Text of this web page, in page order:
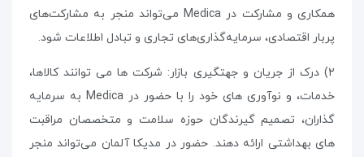
همکاری و مشارکت در Medica می‌تواند منجر به مشارکت‌های
پربار اقتصادی، سرمایه‌گذاری‌های تجاری و تبادل اطلاعات شود.
۲) درک از جریان و جهتگیری بازار: شرکت ها می توانند کالاها،
خدمات، و نوآوری های خود را با حضور در Medica به سرمایه
گذاران، تصمیم گیرندگان حوزه سلامت و متخصصان مراقبت
های بهداشتی ارائه دهند. حضور در مدیکا آلمان می‌تواند منجر